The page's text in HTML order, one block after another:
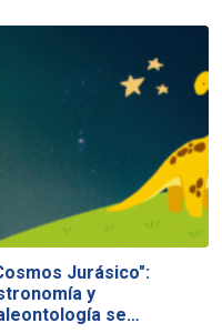
Jurásico":
y
se…